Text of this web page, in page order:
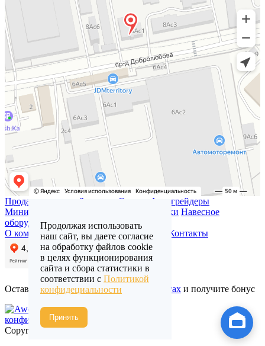
Продажа техники Запчасти Сервис
Автогрейдеры
Минипогрузчики
Газонокосилки Навесное
оборудование
О компании Доставка и оплата Отзывы Контакты
Оставьте свой отзыв о нас вЯндекс.Картах и получите бонус
Политика
конфиденциальности
Copyright sds-co.ru
Продолжая использовать
наш сайт, вы даете согласие
на обработку файлов cookie
в целях функционирования
сайта и сбора статистики в
соответствии с Политикой
конфидециальности
Принять